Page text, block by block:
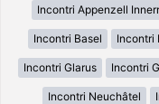
Incontri Appenzell
Incontri Basel Incontri
Incontri Glarus Incontri
Incontri Neuchâtel